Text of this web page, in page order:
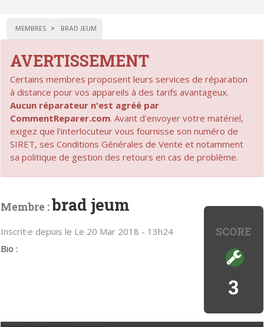
MEMBRES BRAD JEUM
AVERTISSEMENT
Certains membres proposent leurs services de réparation
à distance pour vos appareils à des tarifs avantageux.
Aucun réparateur n'est agréé par
CommentReparer.com. Avant d'envoyer votre matériel,
exigez que l'interlocuteur vous fournisse son numéro de
SIRET, ses Conditions Générales de Vente et notamment
sa politique de gestion des retours en cas de problème.
SCORE
3
Membre :brad jeum
Inscrit·e depuis le Le 20 Mar 2018 - 13h24
Bio :